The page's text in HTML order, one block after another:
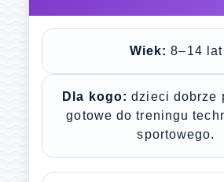
Wiek: 8–14 lat
Dla kogo: dzieci dobrze
gotowe do treningu
sportowego.